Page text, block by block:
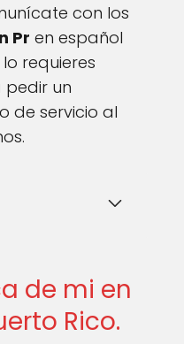
con los
Pr en español
requieres
un
de servicio al
de mi en
Rico.